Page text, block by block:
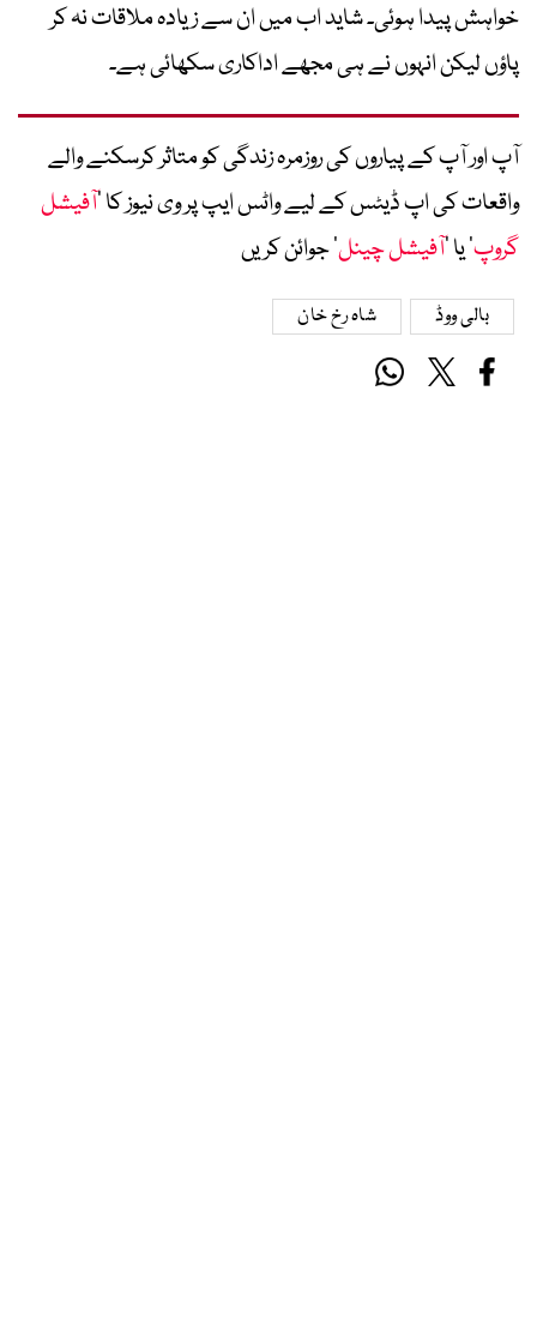
خواہش پیدا ہوئی۔ شاید اب میں ان سے زیادہ ملاقات نہ کر
پاؤں لیکن انہوں نے ہی مجھے اداکاری سکھائی ہے۔
آپ اور آپ کے پیاروں کی روزمرہ زندگی کو متاثر کرسکنے والے
واقعات کی اپ ڈیٹس کے لیے واٹس ایپ پر وی نیوز کا ’آفیشل
گروپ‘ یا ’آفیشل چینل‘ جوائن کریں
بالی ووڈ شاہ رخ خان